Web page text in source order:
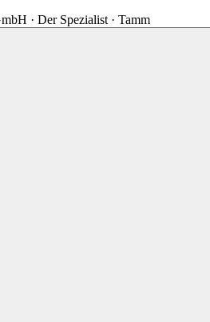
· Der Spezialist · Tamm